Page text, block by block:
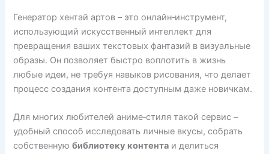
Генератор хентай артов – это онлайн‑инструмент,
использующий искусственный интеллект для
превращения ваших текстовых фантазий в визуальные
образы. Он позволяет быстро воплотить в жизнь
любые идеи, не требуя навыков рисования, что делает
процесс создания контента доступным даже новичкам.
Для многих любителей аниме‑стиля такой сервис –
удобный способ исследовать личные вкусы, собрать
собственнуюбиблиотеку контента и делиться